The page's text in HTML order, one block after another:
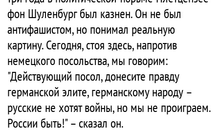
фон Шуленбург был казнен. Он не был
антифашистом, но понимал реальную
картину. Сегодня, стоя здесь, напротив
немецкого посольства, мы говорим:
"Действующий посол, донесите правду
германской элите, германскому народу –
русские не хотят войны, но мы не проиграем.
России быть!" – сказал он.